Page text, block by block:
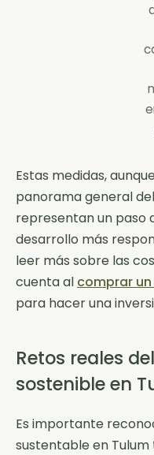
Estas medidas,
panorama general
representan un paso
desarrollo más
leer más sobre las
cuenta al comprar
para hacer una
Retos reales
sostenible en
Es importante
sustentable en